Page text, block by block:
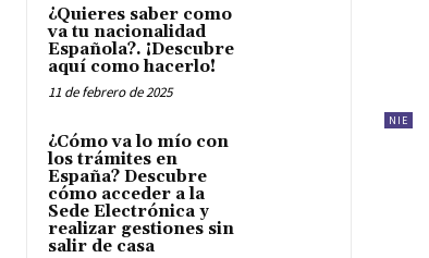
¿Quieres saber como
va tu nacionalidad
Española?. ¡Descubre
aquí como hacerlo!
11 de febrero de 2025
¿Cómo va lo mío con
los trámites en
España? Descubre
cómo acceder a la
Sede Electrónica y
realizar gestiones sin
salir de casa
NIE